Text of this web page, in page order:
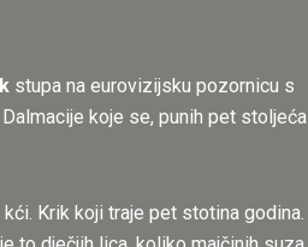
stupa na eurovizijsku pozornicu s
koje se, punih pet stoljeća
Krik koji traje pet stotina godina.